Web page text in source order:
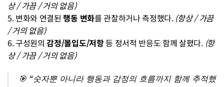
상 / 가끔 / 거의 없음)
5. 변화와 연결된 행동 변화를 관찰하거나 측정했다. (항상 / 가끔
/ 거의 없음)
6. 구성원의 감정/몰입도/저항 등 정서적 반응도 함께 살폈다. (항
상 / 가끔 / 거의 없음)
🎯 “숫자뿐 아니라 행동과 감정의 흐름까지 함께 추적했